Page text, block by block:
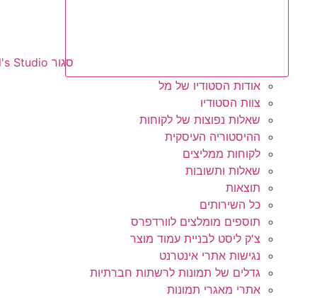
סגור Mell's Studio
אודות הסטודיו של מל
צוות הסטודיו
שאלות נפוצות של לקוחות
ההיסטוריה העיסקית
לקוחות ממליצים
שאלות ותשובות
תוצאות
כל השירותים
תוספים מומלצים לוורדפרס
צ'ק ליסט לבניית עמוד מוצר
נגישות אתרי אינטרנט
גדלים של תמונות לרשתות חברתיות
אתרי מאגרי תמונות